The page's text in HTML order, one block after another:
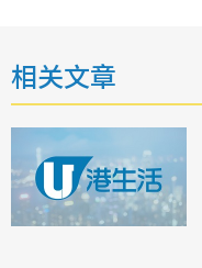
相关文章